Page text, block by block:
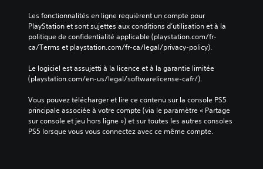
Les fonctionnalités en ligne requièrent un compte pour
PlayStation et sont sujettes aux conditions d’utilisation et à la
politique de confidentialité applicable (playstation.com/fr-
ca/Terms et playstation.com/fr-ca/legal/privacy-policy).
Le logiciel est assujetti à la licence et à la garantie limitée
(playstation.com/en-us/legal/softwarelicense-cafr/).
Vous pouvez télécharger et lire ce contenu sur la console PS5
principale associée à votre compte (via le paramètre « Partage
sur console et jeu hors ligne ») et sur toutes les autres consoles
PS5 lorsque vous vous connectez avec ce même compte.